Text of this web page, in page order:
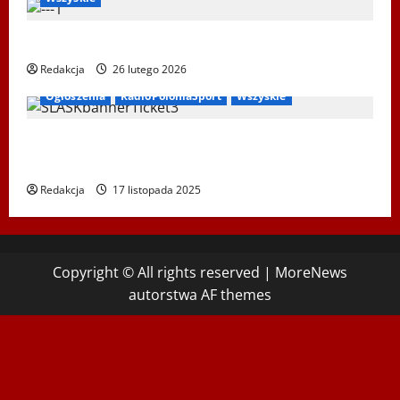
Redakcja
26 lutego 2026
Ogłoszenia
RadioPoloniaSport Wszyskie
Redakcja 17 listopada 2025
Copyright © All rights reserved | MoreNews
autorstwa AF themes